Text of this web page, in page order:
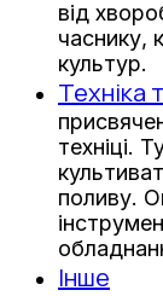
від
часнику,
культур.
Техніка
техніці.
поливу.
Інше